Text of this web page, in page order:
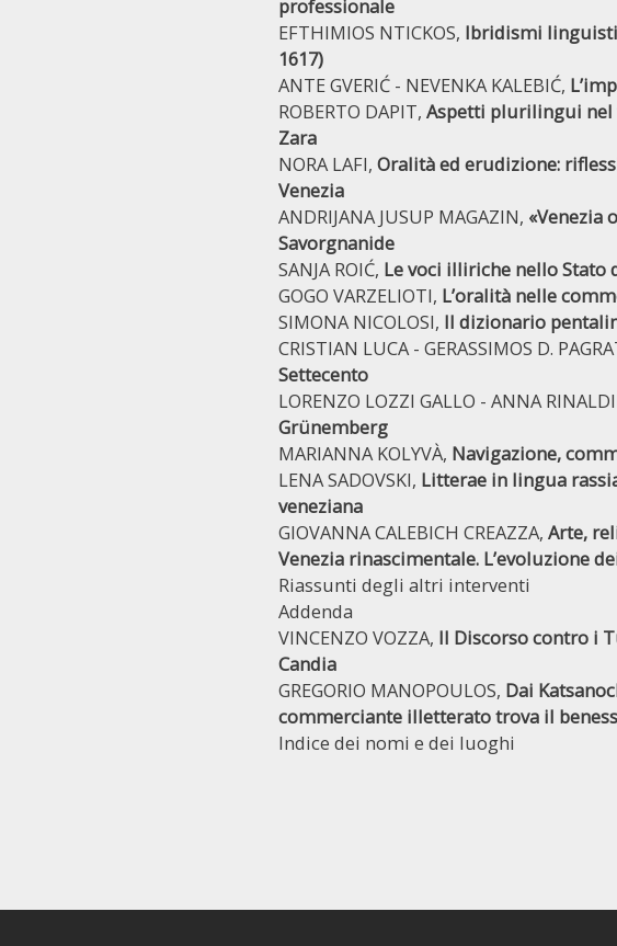
professionale
EFTHIMIOS NTICKOS, Ibridismi
1617)
ANTE GVERIĆ - NEVENKA KALEBIĆ,
ROBERTO DAPIT, Aspetti plurilingui nel
Zara
NORA LAFI, Oralità ed erudizione:
Venezia
ANDRIJANA JUSUP MAGAZIN, «Venezia
Savorgnanide
SANJA ROIĆ, Le voci illiriche nello Stato
GOGO VARZELIOTI, L’oralità nelle
SIMONA NICOLOSI, Il dizionario
CRISTIAN LUCA - GERASSIMOS D.
Settecento
LORENZO LOZZI GALLO - ANNA
Grünemberg
MARIANNA KOLYVÀ, Navigazione,
LENA SADOVSKI, Litterae in lingua
veneziana
GIOVANNA CALEBICH CREAZZA, Arte,
Venezia rinascimentale. L’evoluzione
Riassunti degli altri interventi
Addenda
VINCENZO VOZZA, Il Discorso contro i
Candia
GREGORIO MANOPOULOS, Dai
commerciante illetterato trova il
Indice dei nomi e dei luoghi